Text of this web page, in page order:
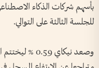
بأسهم شركات الذكاء
للجلسة ​الثالثة على التوالي.